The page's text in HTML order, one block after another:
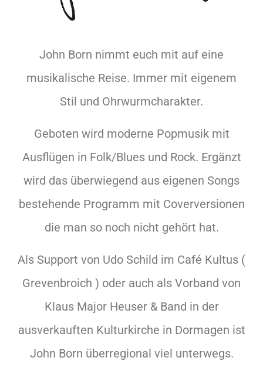
John Born nimmt euch mit auf eine
musikalische Reise. Immer mit eigenem
Stil und Ohrwurmcharakter.
Geboten wird moderne Popmusik mit
Ausflügen in Folk/Blues und Rock. Ergänzt
wird das überwiegend aus eigenen Songs
bestehende Programm mit Coverversionen
die man so noch nicht gehört hat.
Als Support von Udo Schild im Café Kultus (
Grevenbroich ) oder auch als Vorband von
Klaus Major Heuser & Band in der
ausverkauften Kulturkirche in Dormagen ist
John Born überregional viel unterwegs.